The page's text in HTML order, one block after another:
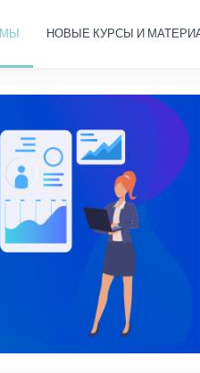
НОВЫЕ КУРСЫ И